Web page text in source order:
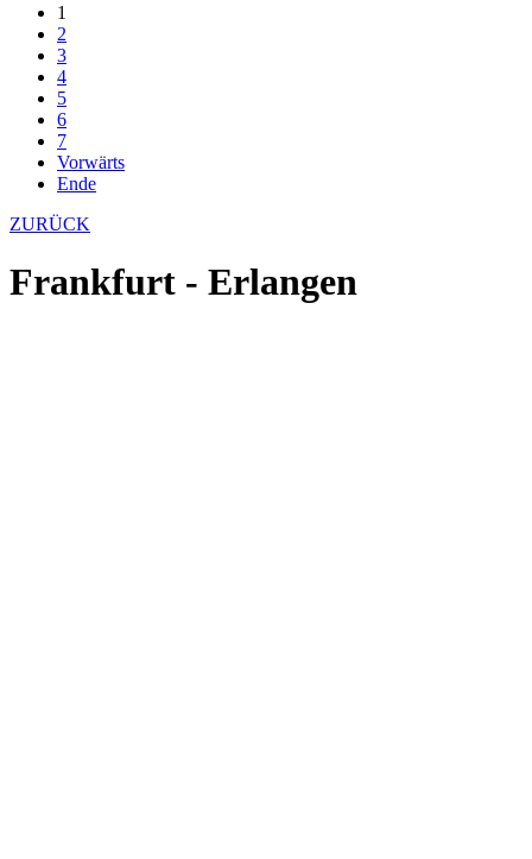
1
2
3
4
5
6
7
Vorwärts
Ende
ZURÜCK
Frankfurt - Erlangen